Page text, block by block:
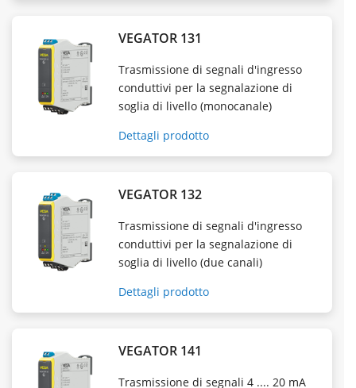
VEGATOR 131
Trasmissione di segnali d'ingresso
conduttivi per la segnalazione di
soglia di livello (monocanale)
Dettagli prodotto
VEGATOR 132
Trasmissione di segnali d'ingresso
conduttivi per la segnalazione di
soglia di livello (due canali)
Dettagli prodotto
VEGATOR 141
Trasmissione di segnali 4 .... 20 mA